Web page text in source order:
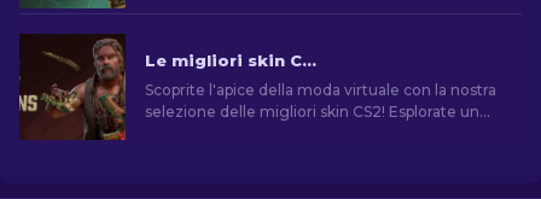
Le migliori skin CS2 [2026]
Scoprite l'apice della moda virtuale con la nostra
selezione delle migliori skin CS2! Esplorate un